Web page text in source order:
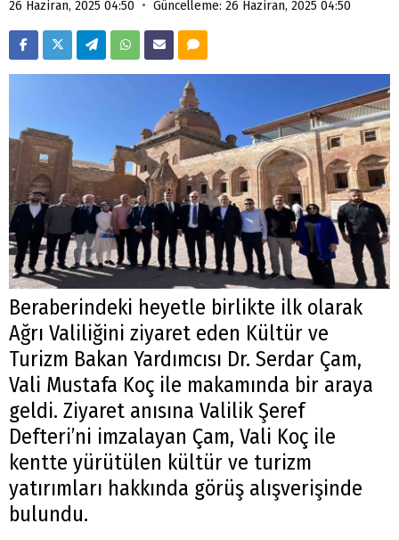
26 Haziran, 2025 04:50 • Güncelleme: 26 Haziran, 2025 04:50
Beraberindeki heyetle birlikte ilk olarak
Ağrı Valiliğini ziyaret eden Kültür ve
Turizm Bakan Yardımcısı Dr. Serdar Çam,
Vali Mustafa Koç ile makamında bir araya
geldi. Ziyaret anısına Valilik Şeref
Defteri’ni imzalayan Çam, Vali Koç ile
kentte yürütülen kültür ve turizm
yatırımları hakkında görüş alışverişinde
bulundu.